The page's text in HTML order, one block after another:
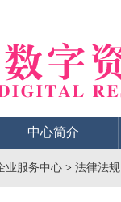
中心简介
业服务中心 > 法律法规